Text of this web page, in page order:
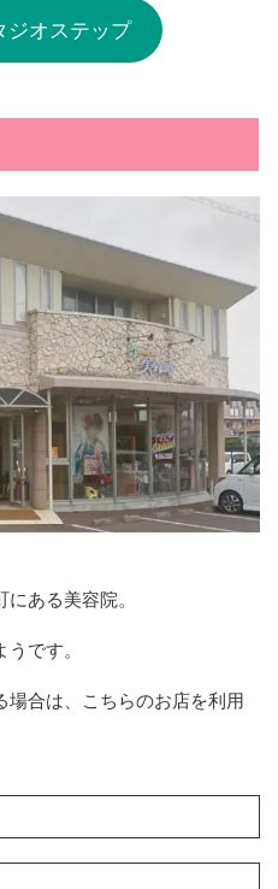
ジオステップ
ある美容院。
です。
合は、こちらのお店を利用